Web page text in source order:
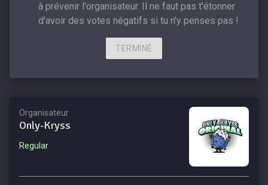
à prévenir l'organisateur. Il ne faut pas t'étonner
d'avoir des votes négatifs si tu n'y penses pas !
TERMINÉ
Organisateur
Only-Kryss
Regular